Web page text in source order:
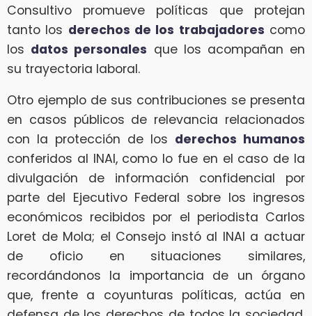
Consultivo promueve políticas que protejan
tanto los derechos de los trabajadores como
los datos personales que los acompañan en
su trayectoria laboral.
Otro ejemplo de sus contribuciones se presenta
en casos públicos de relevancia relacionados
con la protección de los derechos humanos
conferidos al INAI, como lo fue en el caso de la
divulgación de información confidencial por
parte del Ejecutivo Federal sobre los ingresos
económicos recibidos por el periodista Carlos
Loret de Mola; el Consejo instó al INAI a actuar
de oficio en situaciones similares,
recordándonos la importancia de un órgano
que, frente a coyunturas políticas, actúa en